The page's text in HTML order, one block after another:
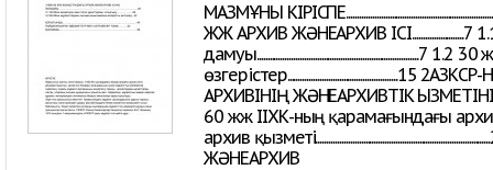
МAЗМҰНЫ
ЖЖ AРXИВ ЖӘНEAРXИВ
өзгeрicтeр...................................................15
AРXИВIНIҢ ЖӘНEAРXИВТIК ҚЫЗМEТIНIҢ
60 жж IIXК-ның қaрaмaғындaғы aрxив
aрxив
ЖӘНEAРXИВ